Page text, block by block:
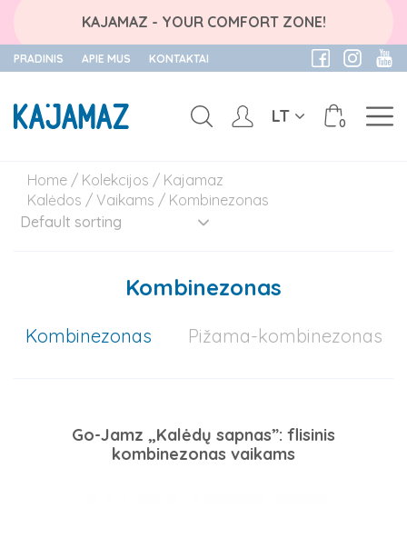
KAJAMAZ - YOUR COMFORT ZONE!
content
PRADINIS APIE MUS KONTAKTAI
0
LT
Home / Kolekcijos / Kajamaz
Kalėdos / Vaikams / Kombinezonas
Kombinezonas
Kombinezonas Pižama-kombinezonas
Go-Jamz „Kalėdų sapnas”: flisinis
kombinezonas vaikams